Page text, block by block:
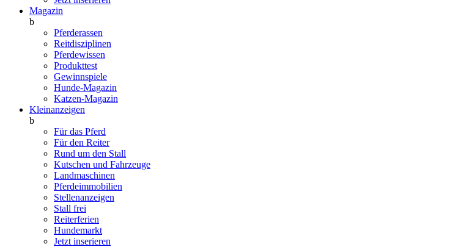
Magazin
b
Pferderassen
Reitdisziplinen
Pferdewissen
Produkttest
Gewinnspiele
Hunde-Magazin
Katzen-Magazin
Kleinanzeigen
b
Für das Pferd
Für den Reiter
Rund um den Stall
Kutschen und Fahrzeuge
Landmaschinen
Pferdeimmobilien
Stellenanzeigen
Stall frei
Reiterferien
Hundemarkt
Jetzt inserieren